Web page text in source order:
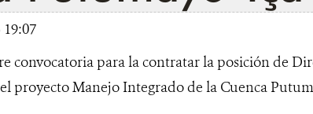
convocatoria para la contratar la posición de
proyecto Manejo Integrado de la Cuenca